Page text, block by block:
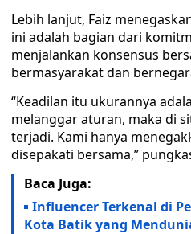
Lebih lanjut, Faiz
ini adalah bagian dari
menjalankan konsensus
bermasyarakat dan
“Keadilan itu ukurannya
melanggar aturan, maka di
terjadi. Kami hanya
disepakati bersama,”
Baca Juga:
Influencer Terkenal di
Kota Batik yang